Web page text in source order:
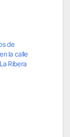
de
la calle
Ribera